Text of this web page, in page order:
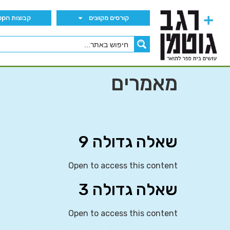
קורסים מקוונים קבוצות הWhatsApp
מאמרים
שאלה גדולה 9
Open to access this content
שאלה גדולה 3
Open to access this content